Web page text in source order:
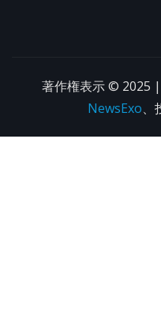
著作権表示 © 2025
NewsExo、